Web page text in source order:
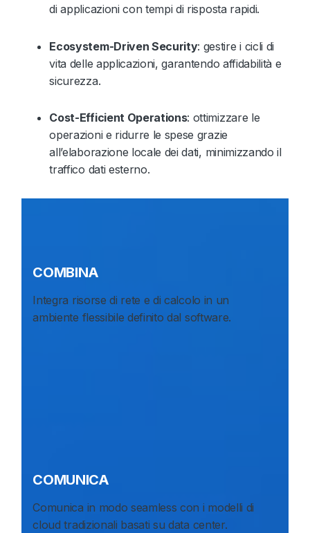
di applicazioni con tempi di risposta rapidi.
Ecosystem-Driven Security: gestire i cicli di
vita delle applicazioni, garantendo affidabilità e
sicurezza.
Cost-Efficient Operations: ottimizzare le
operazioni e ridurre le spese grazie
all’elaborazione locale dei dati, minimizzando il
traffico dati esterno.
COMBINA
Integra risorse di rete e di calcolo in un
ambiente flessibile definito dal software.
COMUNICA
Comunica in modo seamless con i modelli di
cloud tradizionali basati su data center.